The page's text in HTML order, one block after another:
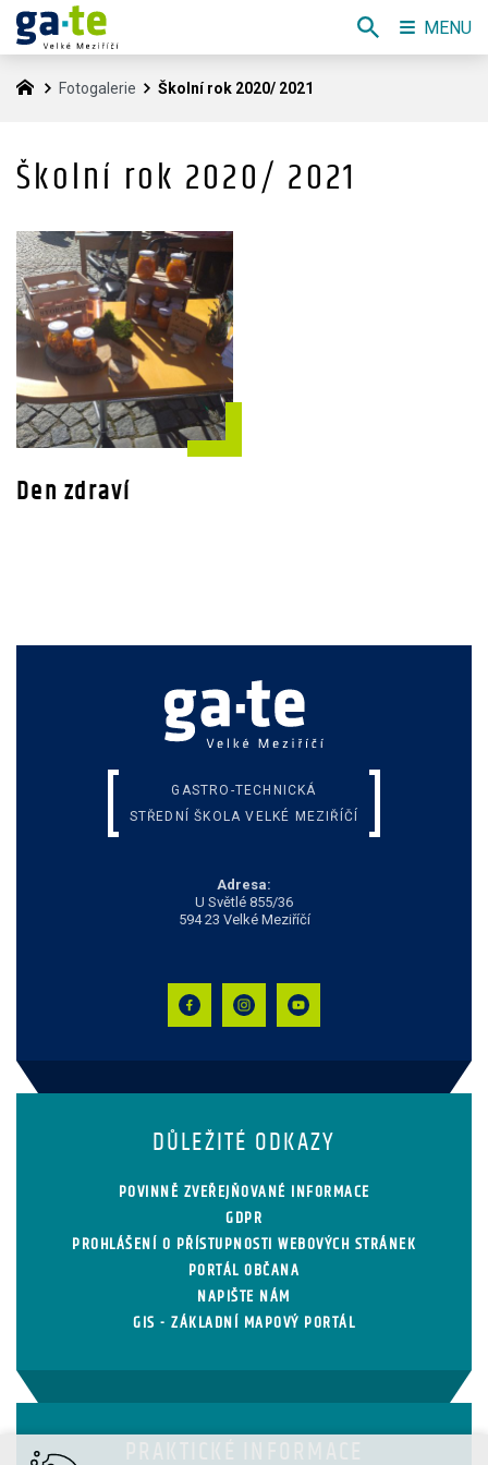
Fotogalerie Školní rok 2020/ 2021
Školní rok 2020/ 2021
Den zdraví
GASTRO-TECHNICKÁ
STŘEDNÍ ŠKOLA VELKÉ MEZIŘÍČÍ
Adresa:
U Světlé 855/36
594 23 Velké Meziříčí
DŮLEŽITÉ ODKAZY
POVINNĚ ZVEŘEJŇOVANÉ INFORMACE
GDPR
PROHLÁŠENÍ O PŘÍSTUPNOSTI WEBOVÝCH STRÁNEK
PORTÁL OBČANA
NAPIŠTE NÁM
GIS - ZÁKLADNÍ MAPOVÝ PORTÁL
MENU